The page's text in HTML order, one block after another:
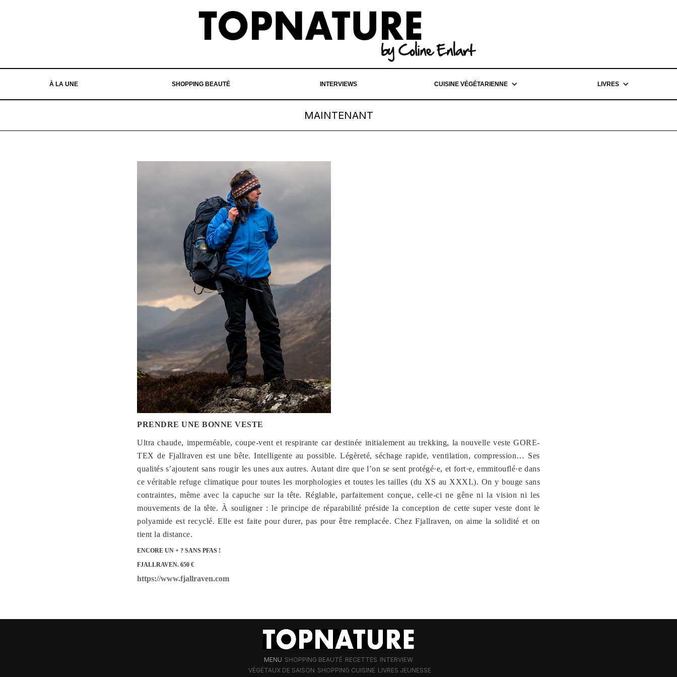
À LA UNE SHOPPING BEAUTÉ INTERVIEWS CUISINE VÉGÉTARIENNE LIVRES
MAINTENANT
PRENDRE UNE BONNE VESTE
Ultra chaude, imperméable, coupe-vent et respirante car destinée initialement au trekking, la nouvelle veste GORE-
TEX de Fjallraven est une bête. Intelligente au possible. Légèreté, séchage rapide, ventilation, compression… Ses
qualités s’ajoutent sans rougir les unes aux autres. Autant dire que l’on se sent protégé·e, et fort·e, emmitouflé·e dans
ce véritable refuge climatique pour toutes les morphologies et toutes les tailles (du XS au XXXL). On y bouge sans
contraintes, même avec la capuche sur la tête. Réglable, parfaitement conçue, celle-ci ne gêne ni la vision ni les
mouvements de la tête. À souligner : le principe de réparabilité préside la conception de cette super veste dont le
polyamide est recyclé. Elle est faite pour durer, pas pour être remplacée. Chez Fjallraven, on aime la solidité et on
tient la distance.
ENCORE UN + ? SANS PFAS !
FJALLRAVEN. 650 €
https://www.fjallraven.com
MENU SHOPPING BEAUTÉ RECETTES INTERVIEW
VÉGÉTAUX DE SAISON SHOPPING CUISINE LIVRES JEUNESSE